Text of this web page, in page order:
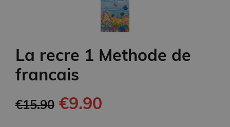
La recre 1 Methode de
francais
€15.90 €9.90